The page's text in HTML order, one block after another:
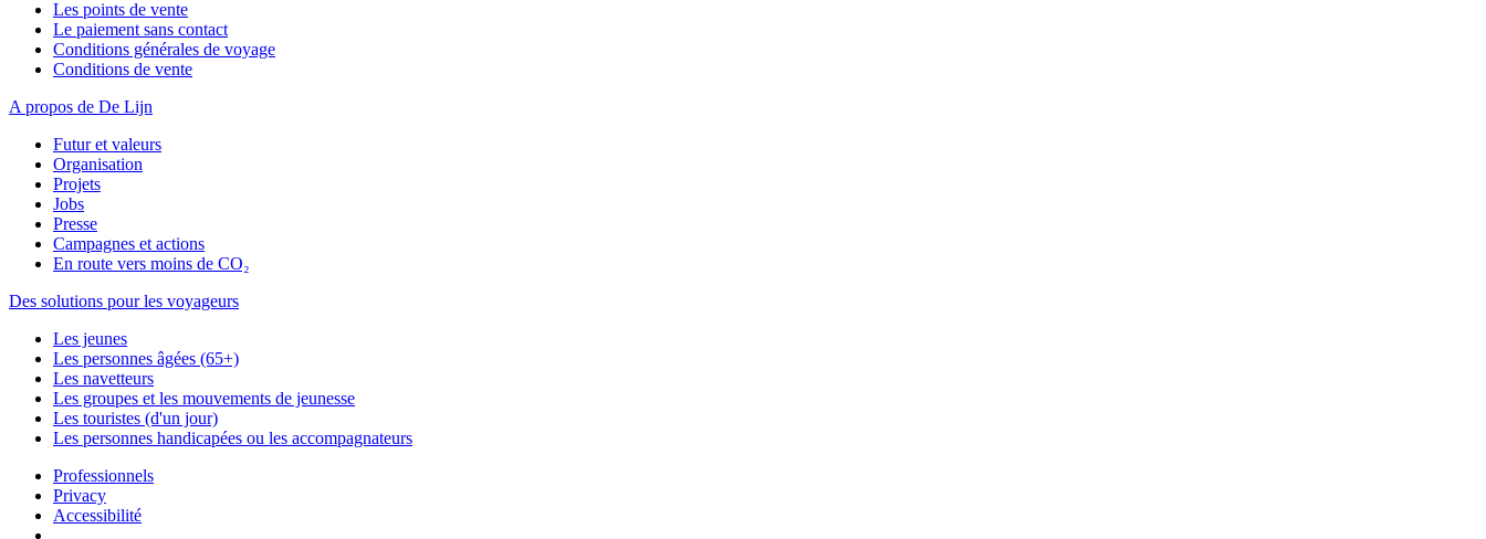
Les points de vente
Le paiement sans contact
Conditions générales de voyage
Conditions de vente
A propos de De Lijn
Futur et valeurs
Organisation
Projets
Jobs
Presse
Campagnes et actions
En route vers moins de CO₂
Des solutions pour les voyageurs
Les jeunes
Les personnes âgées (65+)
Les navetteurs
Les groupes et les mouvements de jeunesse
Les touristes (d'un jour)
Les personnes handicapées ou les accompagnateurs
Professionnels
Privacy
Accessibilité